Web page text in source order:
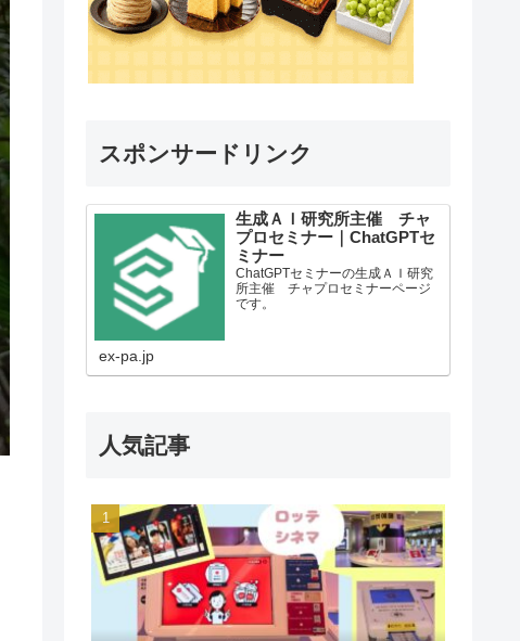
スポンサードリンク
生成ＡＩ研究所主催 チャ
プロセミナー｜ChatGPTセ
ミナー
ChatGPTセミナーの生成ＡＩ研究
所主催 チャプロセミナーページ
です。
ex-pa.jp
人気記事